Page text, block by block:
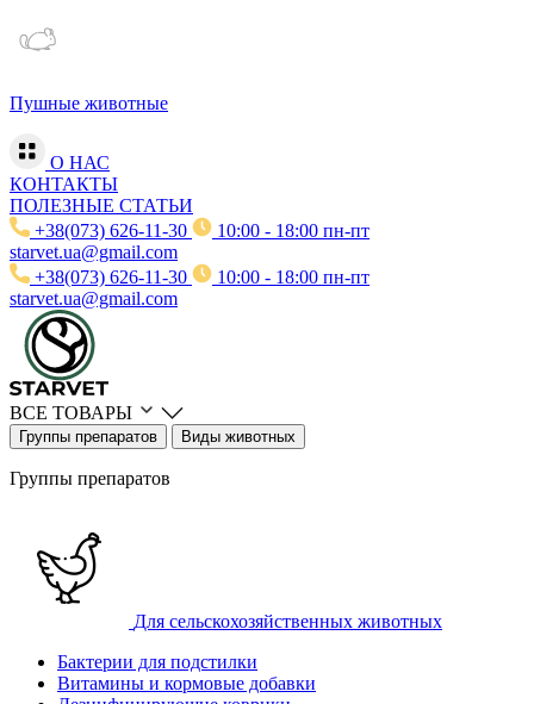
Пушные животные
О НАС
КОНТАКТЫ
ПОЛЕЗНЫЕ СТАТЬИ
+38(073) 626-11-30
10:00 - 18:00 пн-пт
starvet.ua@gmail.com
+38(073) 626-11-30
10:00 - 18:00 пн-пт
starvet.ua@gmail.com
ВСЕ ТОВАРЫ
Группы препаратов Виды животных
Группы препаратов
Для сельскохозяйственных животных
Бактерии для подстилки
Витамины и кормовые добавки